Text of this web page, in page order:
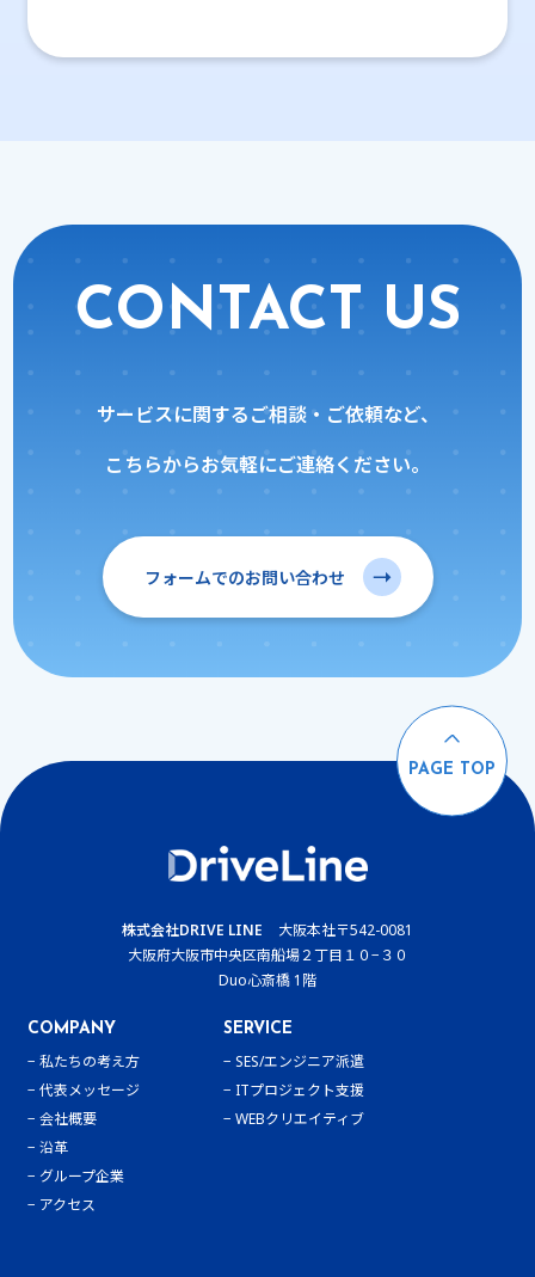
CONTACT US
サービスに関するご相談・ご依頼など、
こちらからお気軽にご連絡ください。
フォームでのお問い合わせ
PAGE TOP
株式会社DRIVE LINE 大阪本社〒542-0081
大阪府大阪市中央区南船場２丁目１０−３０
Duo心斎橋 1階
COMPANY
私たちの考え方
代表メッセージ
会社概要
沿革
グループ企業
アクセス
SERVICE
SES/エンジニア派遣
ITプロジェクト支援
WEBクリエイティブ